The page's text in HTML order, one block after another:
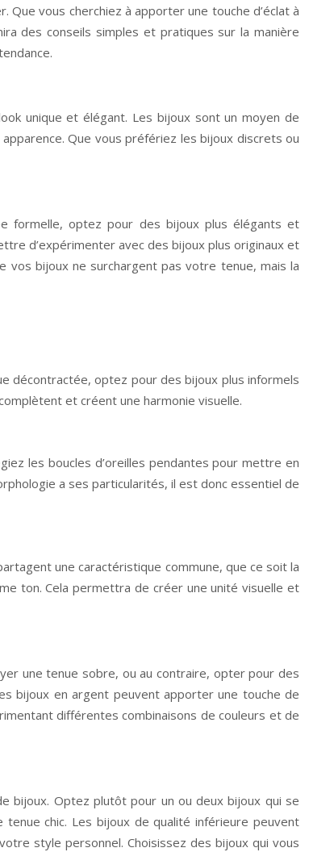
vous cherchiez à apporter une touche d’éclat à
des conseils simples et pratiques sur la manière
unique et élégant. Les bijoux sont un moyen de
Que vous préfériez les bijoux discrets ou
formelle, optez pour des bijoux plus élégants et
d’expérimenter avec des bijoux plus originaux et
vos bijoux ne surchargent pas votre tenue, mais la
décontractée, optez pour des bijoux plus informels
et créent une harmonie visuelle.
les boucles d’oreilles pendantes pour mettre en
a ses particularités, il est donc essentiel de
une caractéristique commune, que ce soit la
ton. Cela permettra de créer une unité visuelle et
une tenue sobre, ou au contraire, opter pour des
bijoux en argent peuvent apporter une touche de
différentes combinaisons de couleurs et de
bijoux. Optez plutôt pour un ou deux bijoux qui se
chic. Les bijoux de qualité inférieure peuvent
style personnel. Choisissez des bijoux qui vous